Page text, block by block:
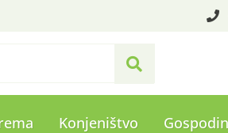
Konjeništvo